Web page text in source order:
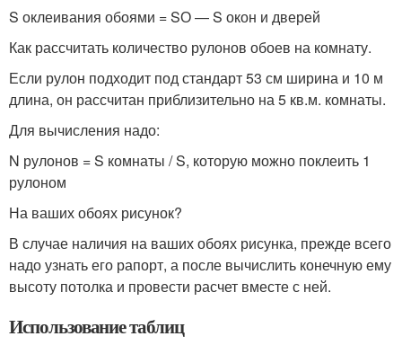
S оклеивания обоями = SО — S окон и дверей
Как рассчитать количество рулонов обоев на комнату.
Если рулон подходит под стандарт 53 см ширина и 10 м
длина, он рассчитан приблизительно на 5 кв.м. комнаты.
Для вычисления надо:
N рулонов = S комнаты / S, которую можно поклеить 1
рулоном
На ваших обоях рисунок?
В случае наличия на ваших обоях рисунка, прежде всего
надо узнать его рапорт, а после вычислить конечную ему
высоту потолка и провести расчет вместе с ней.
Использование таблиц